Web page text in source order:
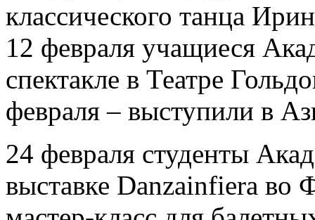
классического танца
12 февраля учащиеся
спектакле в Театре
февраля – выступили в
24 февраля студенты
выставке Danzainfiera во